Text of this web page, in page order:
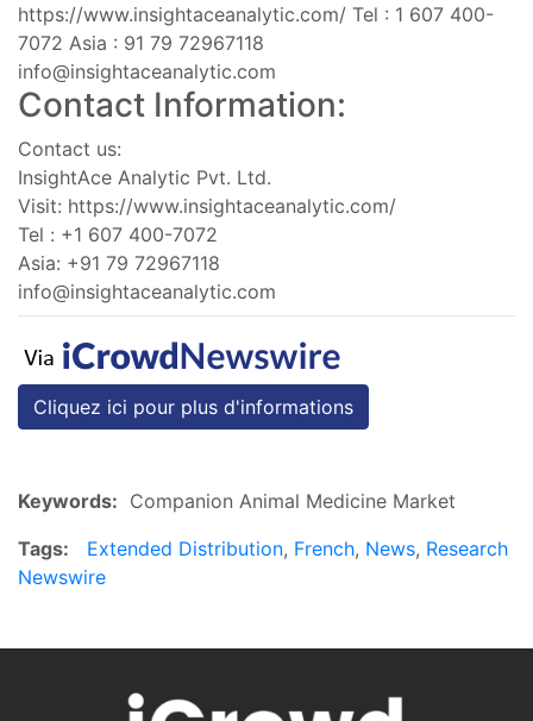
https://www.insightaceanalytic.com/ Tel : 1 607 400-
7072 Asia : 91 79 72967118
info@insightaceanalytic.com
Contact Information:
Contact us:
InsightAce Analytic Pvt. Ltd.
Visit: https://www.insightaceanalytic.com/
Tel : +1 607 400-7072
Asia: +91 79 72967118
info@insightaceanalytic.com
Cliquez ici pour plus d'informations
Keywords: Companion Animal Medicine Market
Tags:
Extended Distribution, French, News, Research
Newswire